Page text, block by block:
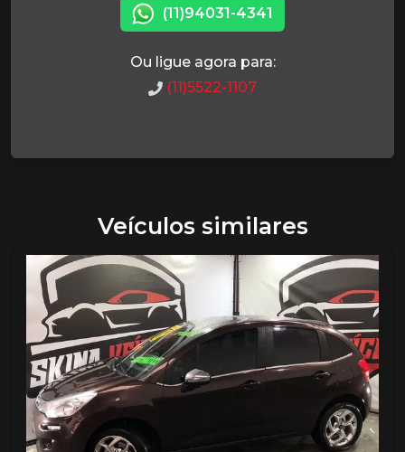
(11)94031-4341
Ou ligue agora para:
(11)5522-1107
Veículos similares